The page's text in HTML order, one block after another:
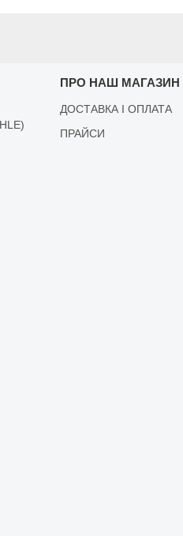
ПРО НАШ МАГАЗИН
ДОСТАВКА І ОПЛАТА
ПРАЙСИ